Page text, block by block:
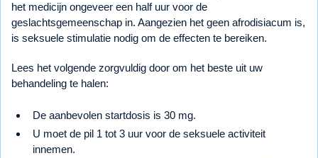
het medicijn ongeveer een half uur voor de
geslachtsgemeenschap in. Aangezien het geen afrodisiacum is,
is seksuele stimulatie nodig om de effecten te bereiken.
Lees het volgende zorgvuldig door om het beste uit uw
behandeling te halen:
De aanbevolen startdosis is 30 mg.
U moet de pil 1 tot 3 uur voor de seksuele activiteit
innemen.